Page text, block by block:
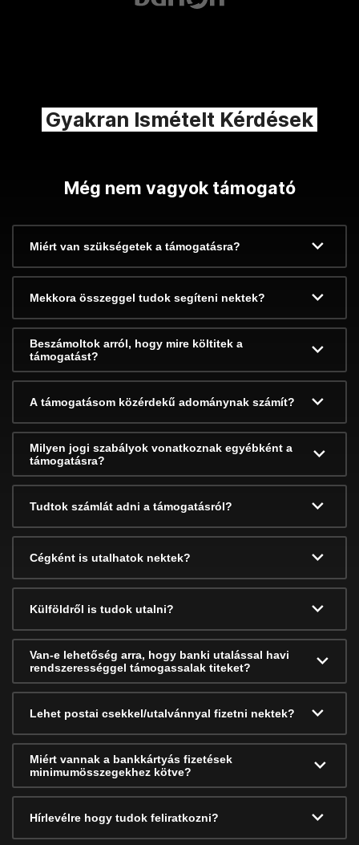
Gyakran Ismételt Kérdések
Még nem vagyok támogató
Miért van szükségetek a támogatásra?
Mekkora összeggel tudok segíteni nektek?
Beszámoltok arról, hogy mire költitek a
támogatást?
A támogatásom közérdekű adománynak számít?
Milyen jogi szabályok vonatkoznak egyébként a
támogatásra?
Tudtok számlát adni a támogatásról?
Cégként is utalhatok nektek?
Külföldről is tudok utalni?
Van-e lehetőség arra, hogy banki utalással havi
rendszerességgel támogassalak titeket?
Lehet postai csekkel/utalvánnyal fizetni nektek?
Miért vannak a bankkártyás fizetések
minimumösszegekhez kötve?
Hírlevélre hogy tudok feliratkozni?